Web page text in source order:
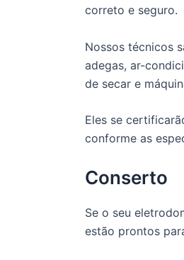
correto e seguro.
Nossos técnicos
adegas, ar-
de secar e
Eles se
conforme as
Conserto
Se o seu
estão prontos